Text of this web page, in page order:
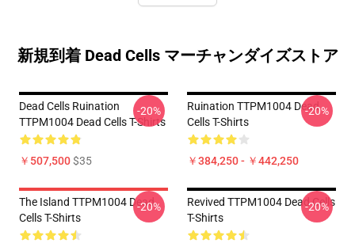
新規到着 Dead Cells マーチャンダイズストア
Dead Cells Ruination
TTPM1004 Dead Cells T-Shirts
￥507,500$35
-20%
Ruination TTPM1004 Dead
Cells T-Shirts
￥384,250 - ￥442,250
-20%
The Island TTPM1004 Dead
Cells T-Shirts
-20%
Revived TTPM1004 Dead Cells
T-Shirts
-20%